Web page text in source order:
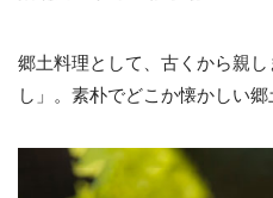
郷土料理として、古くから親
し」。素朴でどこか懐かしい郷